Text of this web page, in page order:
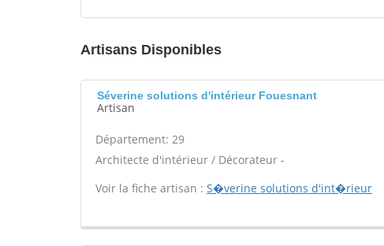
Artisans Disponibles
Séverine solutions d'intérieur Fouesnant
Artisan
Département: 29
Architecte d'intérieur / Décorateur -
Voir la fiche artisan : S�verine solutions d'int�rieur